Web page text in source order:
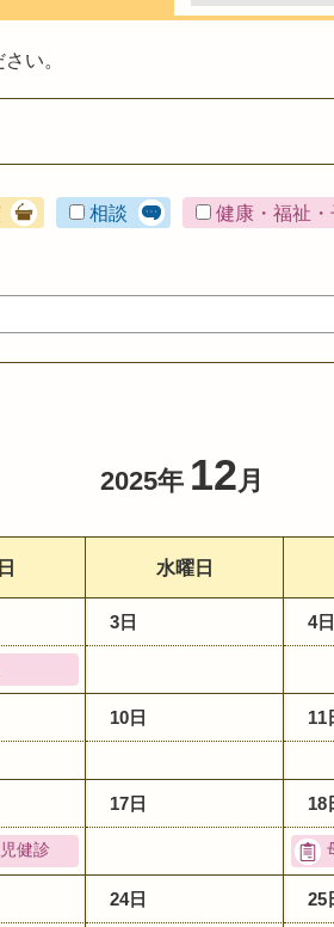
い。
相談 健康・福祉・
2025年 12月
水曜日
3日 4日
10日 11
17日 18
健診
24日 25